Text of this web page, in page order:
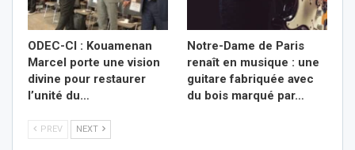
ODEC-CI : Kouamenan
Marcel porte une vision
divine pour restaurer
l’unité du…
Notre-Dame de Paris
renaît en musique : une
guitare fabriquée avec
du bois marqué par…
PREV NEXT